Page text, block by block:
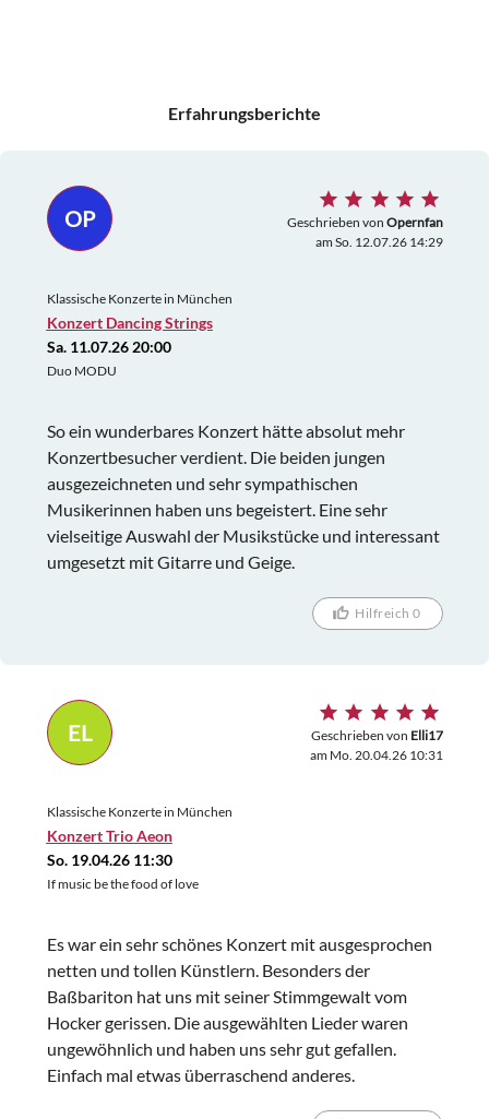
Erfahrungsberichte
OP Geschrieben von Opernfan
am So. 12.07.26 14:29
Klassische Konzerte in München
Konzert Dancing Strings
Sa. 11.07.26 20:00
Duo MODU
So ein wunderbares Konzert hätte absolut mehr
Konzertbesucher verdient. Die beiden jungen
ausgezeichneten und sehr sympathischen
Musikerinnen haben uns begeistert. Eine sehr
vielseitige Auswahl der Musikstücke und interessant
umgesetzt mit Gitarre und Geige.
Hilfreich 0
EL Geschrieben von Elli17
am Mo. 20.04.26 10:31
Klassische Konzerte in München
Konzert Trio Aeon
So. 19.04.26 11:30
If music be the food of love
Es war ein sehr schönes Konzert mit ausgesprochen
netten und tollen Künstlern. Besonders der
Baßbariton hat uns mit seiner Stimmgewalt vom
Hocker gerissen. Die ausgewählten Lieder waren
ungewöhnlich und haben uns sehr gut gefallen.
Einfach mal etwas überraschend anderes.